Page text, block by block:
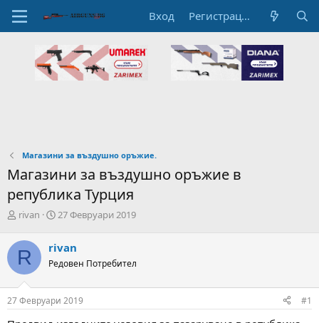
Вход Регистрация
Магазини за въздушно оръжие.
Магазини за въздушно оръжие в
република Турция
А
т
о
р
н
а
т
rivan
Н
а
л
а
Д
27 Февруари 2019
R rivan
Редовен Потребител
27 Февруари 2019 #1